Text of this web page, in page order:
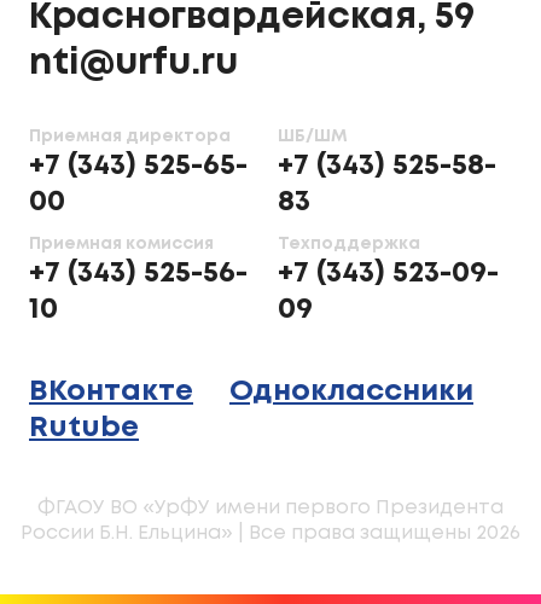
Красногвардейская, 59
nti@urfu.ru
Приемная директора
+7 (343) 525-65-
00
Приемная комиссия
+7 (343) 525-56-
10
ШБ/ШМ
+7 (343) 525-58-
83
Техподдержка
+7 (343) 523-09-
09
ВКонтакте
Одноклассники
Rutube
ФГАОУ ВО «УрФУ имени первого Президента
России Б.Н. Ельцина» | Все права защищены 2026